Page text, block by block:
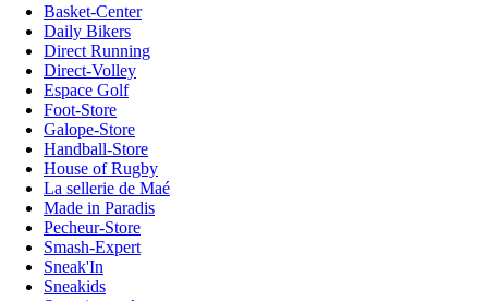
Basket-Center
Daily Bikers
Direct Running
Direct-Volley
Espace Golf
Foot-Store
Galope-Store
Handball-Store
House of Rugby
La sellerie de Maé
Made in Paradis
Pecheur-Store
Smash-Expert
Sneak'In
Sneakids